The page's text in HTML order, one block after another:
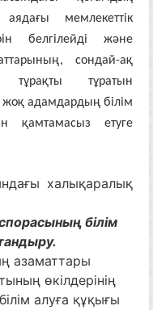
мемлекеттік
белгілейді және
сондай-ақ
тұрақты тұратын
жоқ адамдардың білім
қамтамасыз етуге
халықаралық
білім
азаматтары
өкілдерінің
алуға құқығы